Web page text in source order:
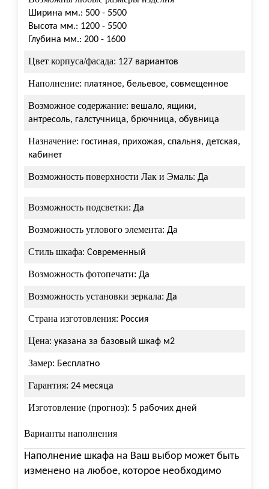
Ширина мм.: 500 - 5500
Высота мм.: 1200 - 5500
Глубина мм.: 200 - 1600
Цвет корпуса/фасада: 127 вариантов
Наполнение: платяное, бельевое, совмещенное
Возможное содержание: вешало, ящики,
антресоль, галстучница, брючница, обувница
Назначение: гостиная, прихожая, спальня, детская,
кабинет
Возможность поверхности Лак и Эмаль: Да
Возможность подсветки: Да
Возможность углового элемента: Да
Стиль шкафа: Современный
Возможность фотопечати: Да
Возможность установки зеркала: Да
Страна изготовления: Россия
Цена: указана за базовый шкаф м2
Замер: Бесплатно
Гарантия: 24 месяца
Изготовление (прогноз): 5 рабочих дней
Варианты наполнения
Наполнение шкафа на Ваш выбор может быть
изменено на любое, которое необходимо